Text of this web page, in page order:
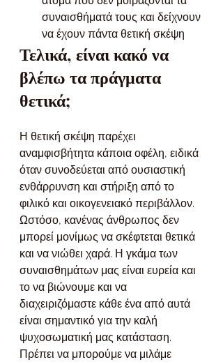
συναισθήματά τους και δείχνουν
να έχουν πάντα θετική σκέψη
Τελικά, είναι κακό να
βλέπω τα πράγματα
θετικά;
Η θετική σκέψη παρέχει
αναμφισβήτητα κάποια οφέλη, ειδικά
όταν συνοδεύεται από ουσιαστική
ενθάρρυνση και στήριξη από το
φιλικό και οικογενειακό περιβάλλον.
Ωστόσο, κανένας άνθρωπος δεν
μπορεί μονίμως να σκέφτεται θετικά
και να νιώθει χαρά. Η γκάμα των
συναισθημάτων μας είναι ευρεία και
το να βιώνουμε και να
διαχειριζόμαστε κάθε ένα από αυτά
είναι σημαντικό για την καλή
ψυχοσωματική μας κατάσταση.
Πρέπει να μπορούμε να μιλάμε